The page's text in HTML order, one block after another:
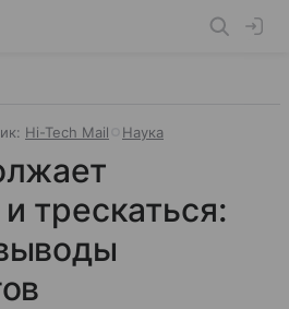
Hi-Tech Mail Наука
трескаться: